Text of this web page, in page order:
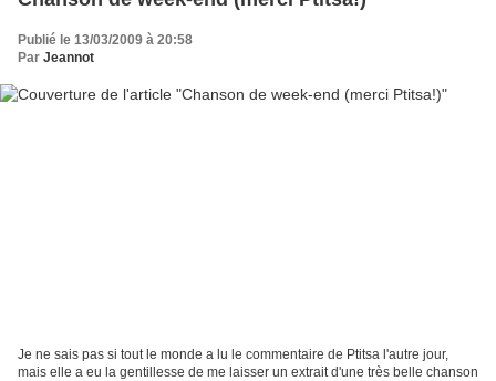
Publié le 13/03/2009 à 20:58
Par Jeannot
Je ne sais pas si tout le monde a lu le commentaire de Ptitsa l'autre jour,
mais elle a eu la gentillesse de me laisser un extrait d'une très belle chanson